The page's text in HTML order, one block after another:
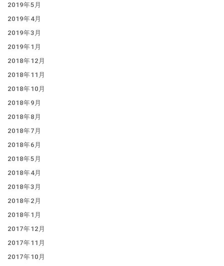
2019年5月
2019年4月
2019年3月
2019年1月
2018年12月
2018年11月
2018年10月
2018年9月
2018年8月
2018年7月
2018年6月
2018年5月
2018年4月
2018年3月
2018年2月
2018年1月
2017年12月
2017年11月
2017年10月